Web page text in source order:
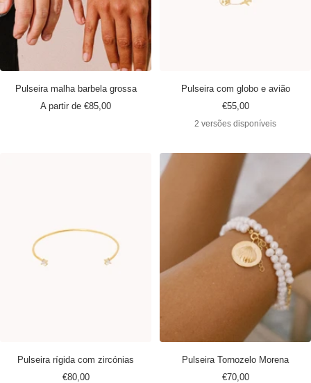
Pulseira malha barbela grossa
Preço
A partir de €85,00
Pulseira com globo e avião
Preço
promocional
€55,00
2 versões disponíveis
Pulseira rígida com zircónias
Preço
€80,00
Pulseira Tornozelo Morena
Preço
€70,00